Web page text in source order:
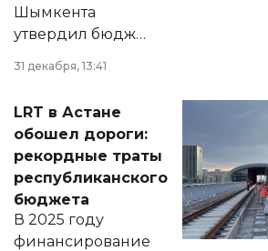
Шымкента
утвердил бюджет
города на 2026–
2028 годы.
документ
появился в базе
нормативных
правовых актов и
на сайте маслихат
города.
31 декабря, 13:41
LRT в Астане
обошел дороги:
рекордные траты
республиканского
бюджета
В 2025 году
финансирование